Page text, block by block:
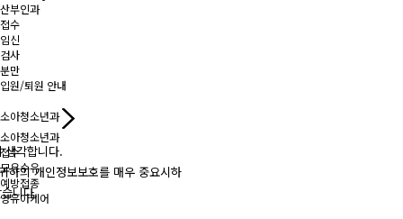
산부인과
접수
임신
검사
분만
입원/퇴원 안내
소아청소년과
소아청소년과
접수
모유수유
예방접종
영유아케어
생각합니다.
하의 개인정보보호를 매우 중요시하며, 개인정보보호법에 관한 법률을 준수하
니다.